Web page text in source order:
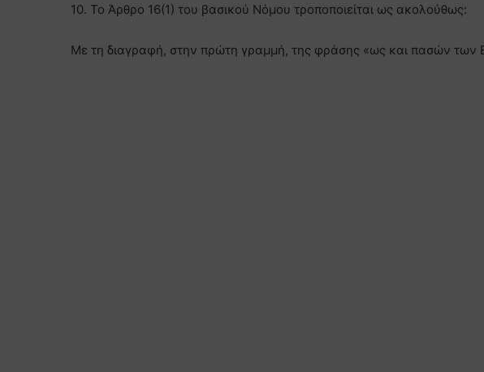
10. Το Άρθρο 16(1) του βασικού Νόμου τροποποιείται ως ακολούθως:
Με τη διαγραφή, στην πρώτη γραμμή, της φράσης «ως και πασών των